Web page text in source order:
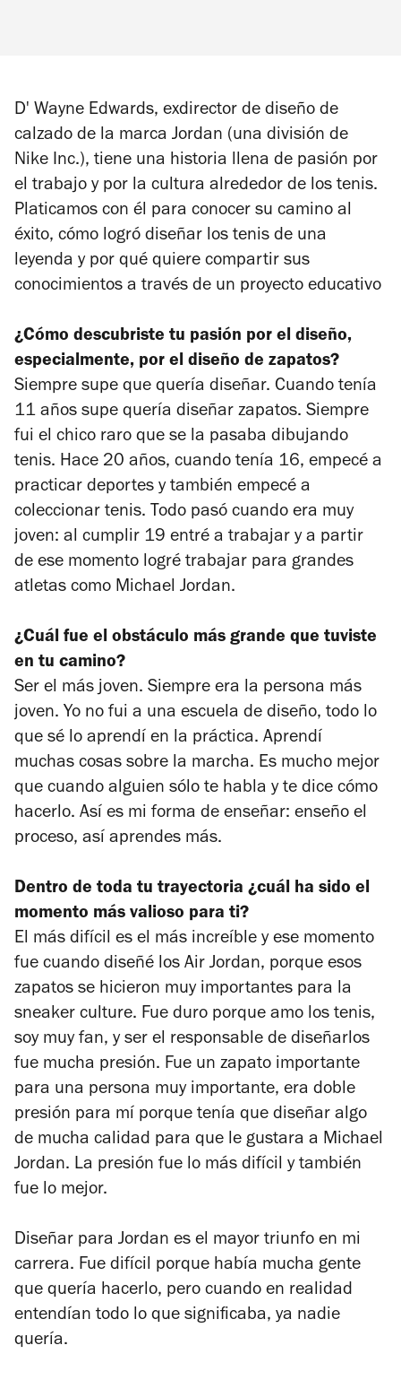
D' Wayne Edwards, exdirector de diseño de
calzado de la marca Jordan (una división de
Nike Inc.), tiene una historia llena de pasión por
el trabajo y por la cultura alrededor de los tenis.
Platicamos con él para conocer su camino al
éxito, cómo logró diseñar los tenis de una
leyenda y por qué quiere compartir sus
conocimientos a través de un proyecto educativo
¿Cómo descubriste tu pasión por el diseño,
especialmente, por el diseño de zapatos?
Siempre supe que quería diseñar. Cuando tenía
11 años supe quería diseñar zapatos. Siempre
fui el chico raro que se la pasaba dibujando
tenis. Hace 20 años, cuando tenía 16, empecé a
practicar deportes y también empecé a
coleccionar tenis. Todo pasó cuando era muy
joven: al cumplir 19 entré a trabajar y a partir
de ese momento logré trabajar para grandes
atletas como Michael Jordan.
¿Cuál fue el obstáculo más grande que tuviste
en tu camino?
Ser el más joven. Siempre era la persona más
joven. Yo no fui a una escuela de diseño, todo lo
que sé lo aprendí en la práctica. Aprendí
muchas cosas sobre la marcha. Es mucho mejor
que cuando alguien sólo te habla y te dice cómo
hacerlo. Así es mi forma de enseñar: enseño el
proceso, así aprendes más.
Dentro de toda tu trayectoria ¿cuál ha sido el
momento más valioso para ti?
El más difícil es el más increíble y ese momento
fue cuando diseñé los Air Jordan, porque esos
zapatos se hicieron muy importantes para la
sneaker culture. Fue duro porque amo los tenis,
soy muy fan, y ser el responsable de diseñarlos
fue mucha presión. Fue un zapato importante
para una persona muy importante, era doble
presión para mí porque tenía que diseñar algo
de mucha calidad para que le gustara a Michael
Jordan. La presión fue lo más difícil y también
fue lo mejor.
Diseñar para Jordan es el mayor triunfo en mi
carrera. Fue difícil porque había mucha gente
que quería hacerlo, pero cuando en realidad
entendían todo lo que significaba, ya nadie
quería.